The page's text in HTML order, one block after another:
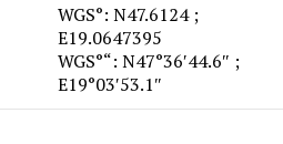
WGS°: N47.6124 ;
E19.0647395
WGS°“: N47°36′44.6″ ;
E19°03′53.1″